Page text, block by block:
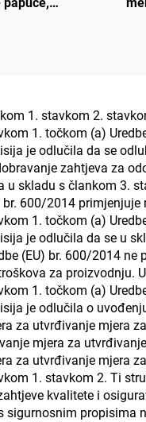
1. stavkom 2.
1. točkom (a)
je odlučila da se
zahtjeva za
u skladu s člankom 3.
br. 600/2014 primjenjuje
1. točkom (a)
je odlučila da se u
(EU) br. 600/2014 ne
za proizvodnju.
1. točkom (a)
je odlučila o
za utvrđivanje mjera
mjera za
za utvrđivanje mjera
1. stavkom 2. Ti
kvalitete i
sigurnosnim propisima